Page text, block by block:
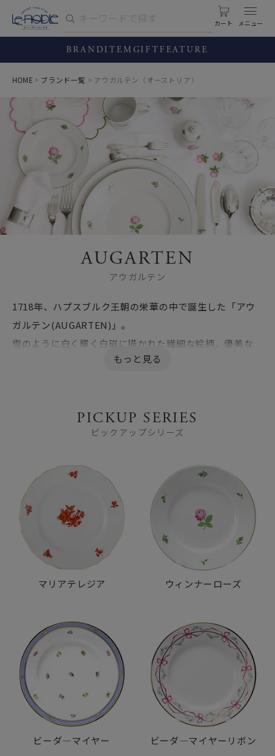
カート
BRANDITEM GIFT FEATURE
HOME ブランド一覧 アウガルテン（オーストリア）
AUGARTEN
アウガルテン
1718年、ハプスブルク王朝の栄華の中で誕生した「アウ
ガルテン(AUGARTEN)」。
雪のように白く輝く白磁に描かれた繊細な絵柄、優美な
シェイプは300年もの間、世界中の人々を魅了し続けてい
れ、その証としてハプスブルク皇室の楯型紋章を授かる
という栄誉を手にし、ハプスブルク王朝の磁器工房とし
の高い作品に加え、アールデコのアーティストによる、他
の窯では見られない斬新でモダンな傑作も数多く生み出
され、世界で品質、芸術性と共に、最高級の磁器として
名声を博しています。
近年では、ウィーンの歴史と芸術を受け継ぐ高品質な製
品・ブランドを持つ企業にのみ与えられる「ウィーン・プ
ロダクツ」にも認定されています。
PICKUP SERIES
ピックアップシリーズ
マリアテレジア ウィンナーローズ
ビーダ―マイヤー ビーダ―マイヤーリボン